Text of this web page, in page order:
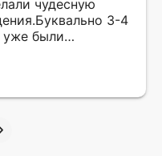
чудесную
3-4
уже были